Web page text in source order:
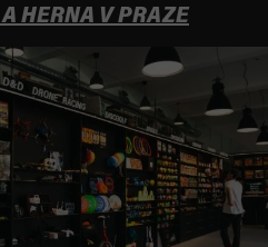
HERNA V PRAZE